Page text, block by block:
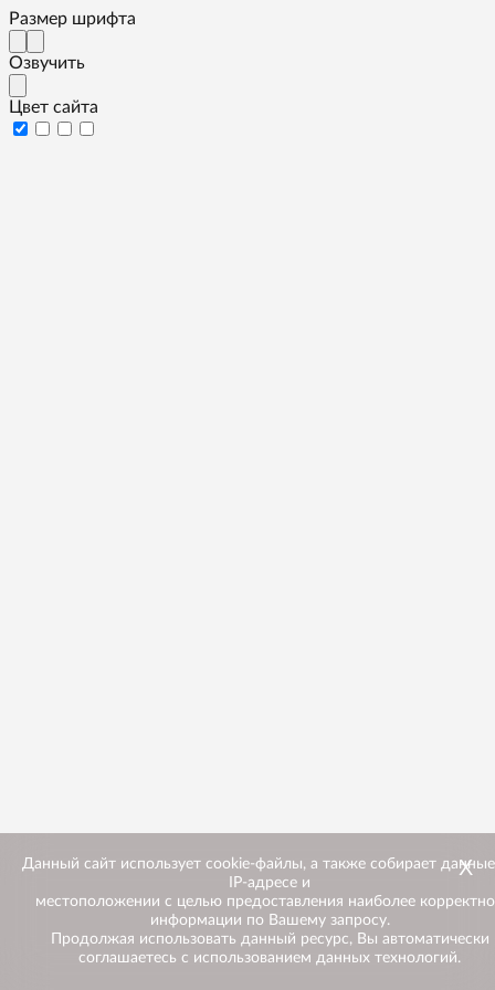
Размер шрифта
Озвучить
Цвет сайта
Данный сайт использует cookie-файлы, а также собирает
IP-адресе и
местоположении с целью предоставления наиболее
информации по Вашему запросу.
Продолжая использовать данный ресурс, Вы автоматически
соглашаетесь с использованием данных технологий.
Х